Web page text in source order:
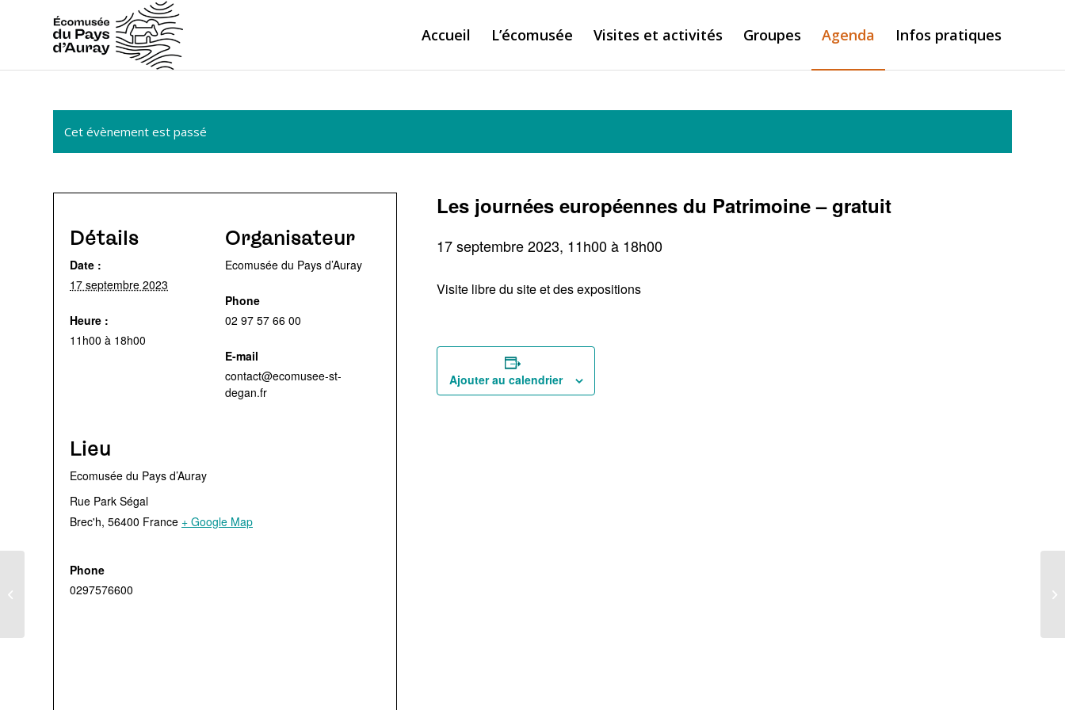
Accueil L’écomusée Visites et activités Groupes Agenda Infos pratiques
Cet évènement est passé
Les journées européennes du Patrimoine – gratuit
17 septembre 2023, 11h00à 18h00
Visite libre du site et des expositions
Ajouter au calendrier
Détails
Date :
17 septembre 2023
Heure :
11h00 à 18h00
Organisateur
Ecomusée du Pays d’Auray
Phone
02 97 57 66 00
E-mail
contact@ecomusee-st-
degan.fr
Lieu
Ecomusée du Pays d’Auray
Rue Park Ségal
Brec'h, 56400 France + Google Map
Phone
0297576600
Atelier “ Je crée mon